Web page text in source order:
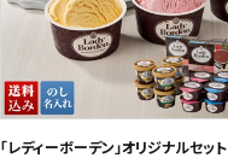
「レディーボーデン」オリジナルセット